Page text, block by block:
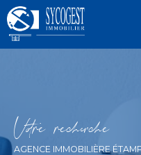
Vore recece
AGENCE IMMOBILIÈRE